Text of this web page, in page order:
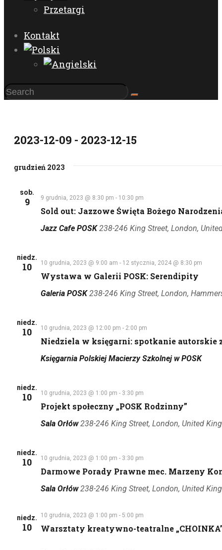
Przetargi
Kontakt
2023-12-09 - 2023-12-15
datę.
grudzień 2023
sob.
9
Sold out: Jazzowe Święta Bożego
9 grudnia, 2023 @ 8:30 pm - 10:30 pm
Jazz Cafe POSK238-246 King Street, London,
niedz.
10
Wystawa w Galerii POSK: Serendipity
10 grudnia, 2023 @ 9:00 am - 12 stycznia, 2024 @ 8:30 pm
Galeria POSK238-246 King Street, London,
niedz.
10
Niedziela w księgarni: spotkanie autorskie
10 grudnia, 2023 @ 12:00 pm - 2:00 pm
Księgarnia Polskiej Macierzy Szkolnej w POSK
niedz.
10
Projekt społeczny „POSK Rodzinny”
10 grudnia, 2023 @ 1:00 pm - 3:30 pm
Sala Orłów238-246 King Street, London, United
niedz.
10
Darmowe Porady Prawne mec. Marzeny
10 grudnia, 2023 @ 1:00 pm - 3:30 pm
Sala Orłów238-246 King Street, London, United
niedz.
10 Warsztaty kreatywno-teatralne
10 grudnia, 2023 @ 1:00 pm - 5:00 pm